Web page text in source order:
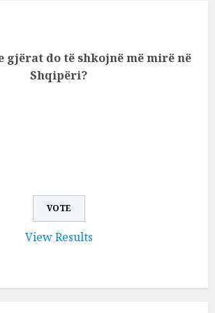
gjërat do të shkojnë më mirë në
Shqipëri?
View Results